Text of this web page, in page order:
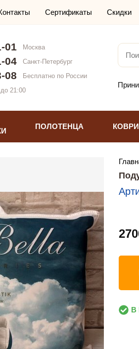
Сертификаты Скидки
01 Москва
04 Санкт-Петербург
08
Бесплатно по России
21:00
ПОЛОТЕНЦА
В